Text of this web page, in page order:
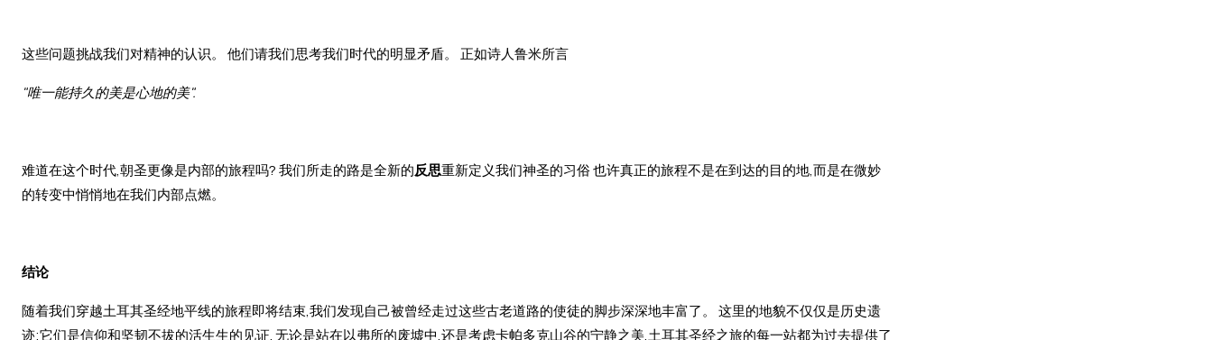
这些问题挑战我们对精神的认识。 他们请我们思考我们时代的明显矛盾。 正如诗人鲁米所言
"唯一能持久的美是心地的美".
难道在这个时代,朝圣更像是内部的旅程吗? 我们所走的路是全新的反思重新定义我们神圣的习俗 也许真正的旅程不是在到达的目的地,而是在微妙
的转变中悄悄地在我们内部点燃。
结论
随着我们穿越土耳其圣经地平线的旅程即将结束,我们发现自己被曾经走过这些古老道路的使徒的脚步深深地丰富了。 这里的地貌不仅仅是历史遗
迹;它们是信仰和坚韧不拔的活生生的见证. 无论是站在以弗所的废墟中,还是考虑卡帕多克山谷的宁静之美,土耳其圣经之旅的每一站都为过去提供了